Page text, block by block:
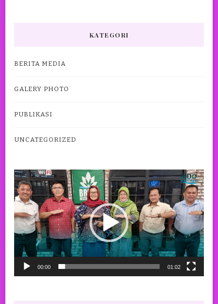
KATEGORI
BERITA MEDIA
GALERY PHOTO
PUBLIKASI
UNCATEGORIZED
Pemutar
Video
00:00 01:02